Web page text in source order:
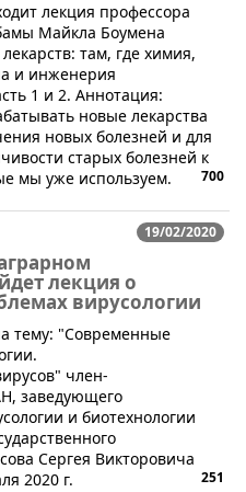
лекция профессора
Майкла Боумена
там, где химия,
и инженерия
1 и 2. Аннотация:
новые лекарства
новых болезней и для
старых болезней к
мы уже используем.
700
19/02/2020
лекция о
вирусологии
тему: "Современные
член-
заведующего
и биотехнологии
Сергея Викторовича
2020 г.
251